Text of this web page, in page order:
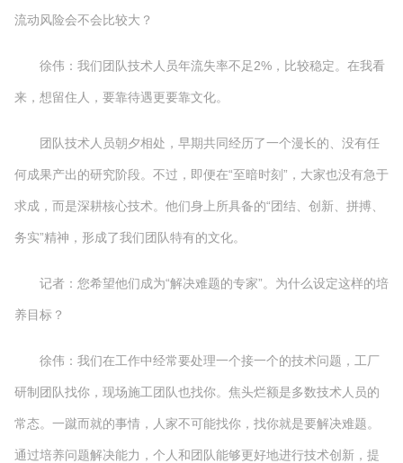
流动风险会不会比较大？
徐伟：我们团队技术人员年流失率不足2%，比较稳定。在我看
来，想留住人，要靠待遇更要靠文化。
团队技术人员朝夕相处，早期共同经历了一个漫长的、没有任
何成果产出的研究阶段。不过，即便在“至暗时刻”，大家也没有急于
求成，而是深耕核心技术。他们身上所具备的“团结、创新、拼搏、
务实”精神，形成了我们团队特有的文化。
记者：您希望他们成为“解决难题的专家”。为什么设定这样的培
养目标？
徐伟：我们在工作中经常要处理一个接一个的技术问题，工厂
研制团队找你，现场施工团队也找你。焦头烂额是多数技术人员的
常态。一蹴而就的事情，人家不可能找你，找你就是要解决难题。
通过培养问题解决能力，个人和团队能够更好地进行技术创新，提